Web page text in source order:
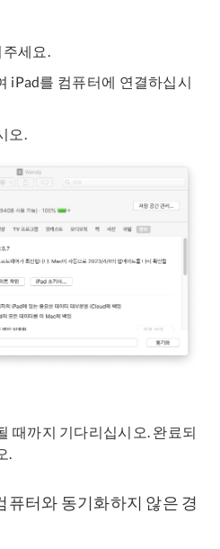
주세요.
iPad를 컴퓨터에 연결하십시
오.
때까지 기다리십시오. 완료되
.
퓨터와 동기화하지 않은 경